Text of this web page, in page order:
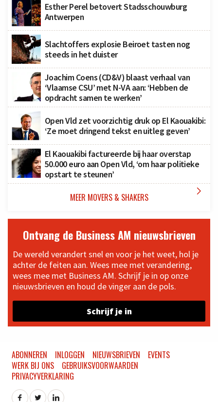
Esther Perel betovert Stadsschouwburg
Antwerpen
Slachtoffers explosie Beiroet tasten nog
steeds in het duister
Joachim Coens (CD&V) blaast verhaal van
‘Vlaamse CSU’ met N-VA aan: ‘Hebben de
opdracht samen te werken’
Open Vld zet voorzichtig druk op El Kaouakibi:
‘Ze moet dringend tekst en uitleg geven’
El Kaouakibi factureerde bij haar overstap
50.000 euro aan Open Vld, ‘om haar politieke
opstart te steunen’
MEER MOVERS & SHAKERS 
Ontvang de Business AM nieuwsbrieven
De wereld verandert snel en voor je het weet, hol je
achter de feiten aan. Wees mee met verandering,
wees mee met Business AM. Schrijf je in op onze
nieuwsbrieven en houd de vinger aan de pols.
Schrijf je in
ABONNEREN INLOGGEN NIEUWSBRIEVEN
EVENTS
WERK BIJ ONS
GEBRUIKSVOORWAARDEN
PRIVACYVERKLARING